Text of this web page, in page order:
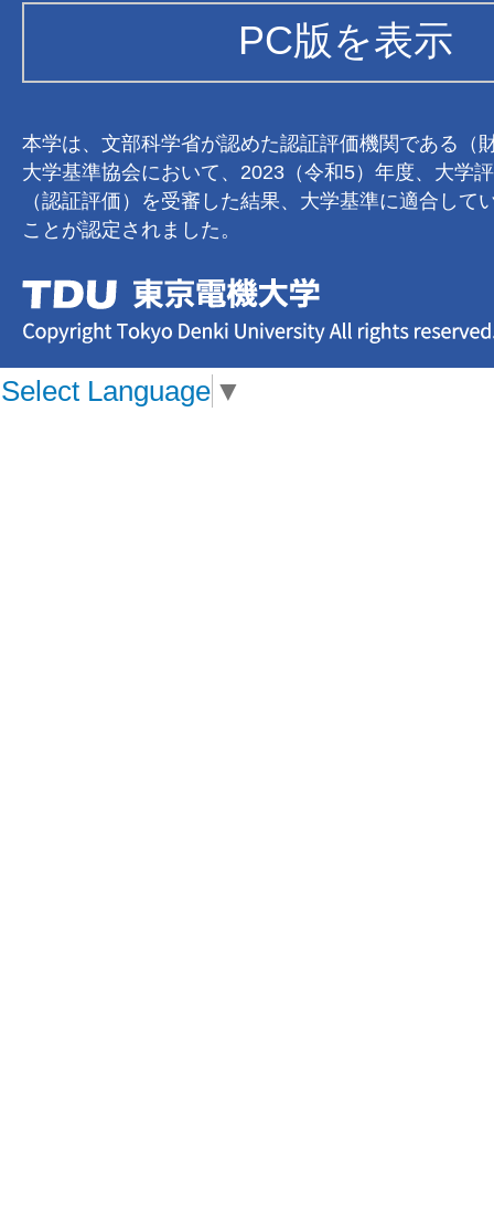
PC版を表示
本学は、文部科学省が認めた認証評価機関である（
大学基準協会において、2023（令和5）年度、大学
（認証評価）を受審した結果、大学基準に適合して
ことが認定されました。
Select Language ▼